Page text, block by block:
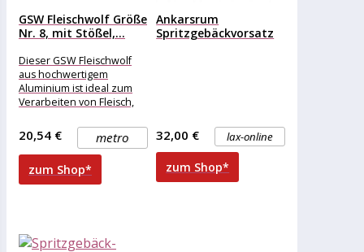
GSW Fleischwolf Größe
Nr. 8, mit Stößel,...
Dieser GSW Fleischwolf
aus hochwertigem
Aluminium ist ideal zum
Verarbeiten von Fleisch,
Gebäckvorsatz zum
Herstellen von
metro
20,54 €
zum Shop*
Ankarsrum
Spritzgebäckvorsatz
lax-online
32,00 €
zum Shop*